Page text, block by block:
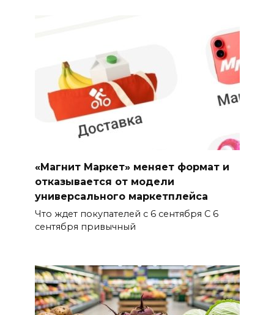
«Магнит Маркет» меняет формат и
отказывается от модели
универсального маркетплейса
Что ждет покупателей с 6 сентября С 6
сентября привычный